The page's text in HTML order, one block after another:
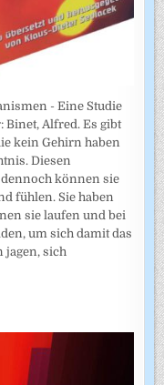
- Eine Studie
Binet, Alfred. Es gibt
kein Gehirn haben
Diesen
können sie
fühlen. Sie haben
sie laufen und bei
um sich damit das
jagen, sich